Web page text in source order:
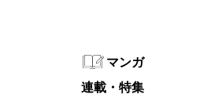
マンガ
連載・特集